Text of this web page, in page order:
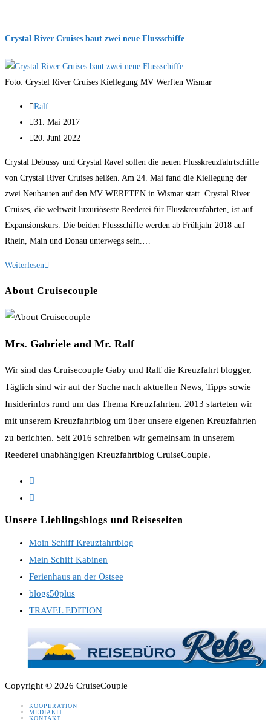
Crystal River Cruises baut zwei neue Flussschiffe
Foto: Crystel River Cruises Kiellegung MV Werften Wismar
Beitrags-
Autor:
Ralf
Beitrag
veröffentlicht:
31. Mai 2017
Beitrag
geändert
am:
20. Juni 2022
Crystal Debussy und Crystal Ravel sollen die neuen Flusskreuzfahrtschiffe
von Crystal River Cruises heißen. Am 24. Mai fand die Kiellegung der
zwei Neubauten auf den MV WERFTEN in Wismar statt. Crystal River
Cruises, die weltweit luxuriöseste Reederei für Flusskreuzfahrten, ist auf
Expansionskurs. Die beiden Flussschiffe werden ab Frühjahr 2018 auf
Rhein, Main und Donau unterwegs sein.…
WeiterlesenCrystal
Cruises
neue
About Cruisecouple
Mrs. Gabriele and Mr. Ralf
Wir sind das Cruisecouple Gaby und Ralf die Kreuzfahrt blogger,
Täglich sind wir auf der Suche nach aktuellen News, Tipps sowie
Insiderinfos rund um das Thema Kreuzfahrten. 2013 starteten wir
mit unserem Kreuzfahrtblog um über unsere eigenen Kreuzfahrten
zu berichten. Seit 2016 schreiben wir gemeinsam in unserem
Reederei unabhängigen Kreuzfahrtblog CruiseCouple.
tab
in
new
tab
Unsere Lieblingsblogs und Reiseseiten
Moin Schiff Kreuzfahrtblog
Mein Schiff Kabinen
Ferienhaus an der Ostsee
blogs50plus
TRAVEL EDITION
Copyright © 2026 CruiseCouple
KOOPERATION
MEDIAKIT
KONTAKT